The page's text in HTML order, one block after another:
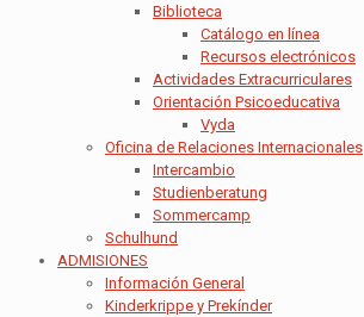
Biblioteca
Catálogo en línea
Recursos electrónicos
Actividades Extracurriculares
Orientación Psicoeducativa
Vyda
Oficina de Relaciones Internacionales
Intercambio
Studienberatung
Sommercamp
Schulhund
ADMISIONES
Información General
Kinderkrippe y Prekínder